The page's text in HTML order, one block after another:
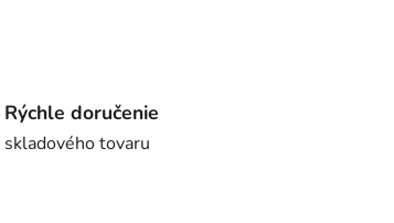
Rýchle doručenie
skladového tovaru